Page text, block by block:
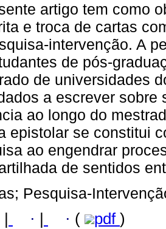
artigo tem como
e troca de cartas
intervenção. A
de pós-
de universidades
a escrever sobre
ao longo do
epistolar se constitui
ao engendrar
de sentidos
Pesquisa-
· · ( pdf )